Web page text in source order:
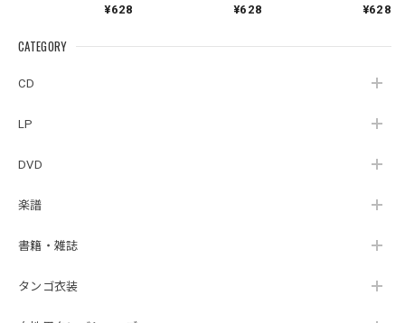
CATEGORY
CD
LP
DVD
楽譜
書籍・雑誌
タンゴ衣装
¥628
¥628
¥628